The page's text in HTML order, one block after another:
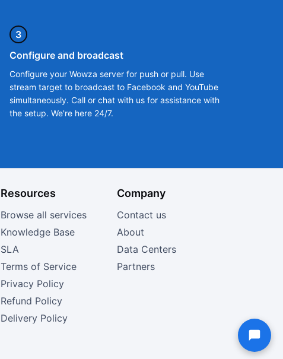
3
Configure and broadcast
Configure your Wowza server for push or pull. Use
stream target to broadcast to Facebook and YouTube
simultaneously. Call or chat with us for assistance with
the setup. We're here 24/7.
Resources
Browse all services
Knowledge Base
SLA
Terms of Service
Privacy Policy
Refund Policy
Delivery Policy
Company
Contact us
About
Data Centers
Partners